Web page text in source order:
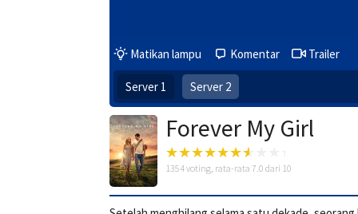
Matikan lampu Komentar Trailer
Server 1 Server 2
Forever My Girl
1354voting, rata-rata 7.0 dari 10